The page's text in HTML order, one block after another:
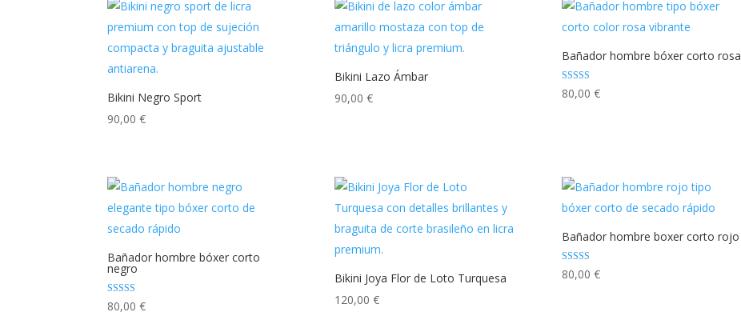
Bikini Negro Sport
90,00€
Bikini Lazo Ámbar
90,00 €
Bañador hombre bóxer corto rosa
Valorado con
5.00
80,00 €
Bañador hombre bóxer corto
negro
Valorado con
5.00
80,00€
Bikini Joya Flor de Loto Turquesa
120,00 €
Bañador hombre boxer corto rojo
Valorado con
5.00
80,00 €